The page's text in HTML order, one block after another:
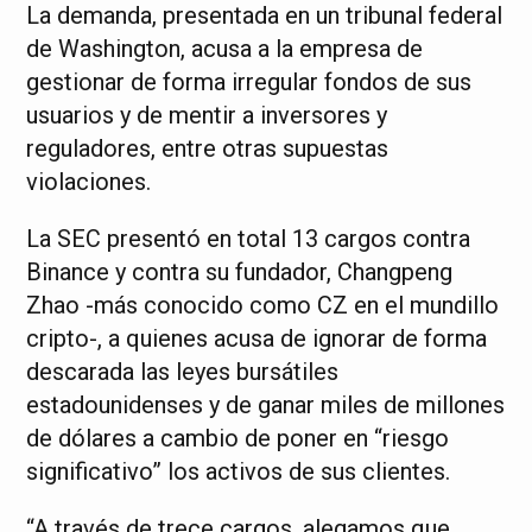
La demanda, presentada en un tribunal federal
de Washington, acusa a la empresa de
gestionar de forma irregular fondos de sus
usuarios y de mentir a inversores y
reguladores, entre otras supuestas
violaciones.
La SEC presentó en total 13 cargos contra
Binance y contra su fundador, Changpeng
Zhao -más conocido como CZ en el mundillo
cripto-, a quienes acusa de ignorar de forma
descarada las leyes bursátiles
estadounidenses y de ganar miles de millones
de dólares a cambio de poner en “riesgo
significativo” los activos de sus clientes.